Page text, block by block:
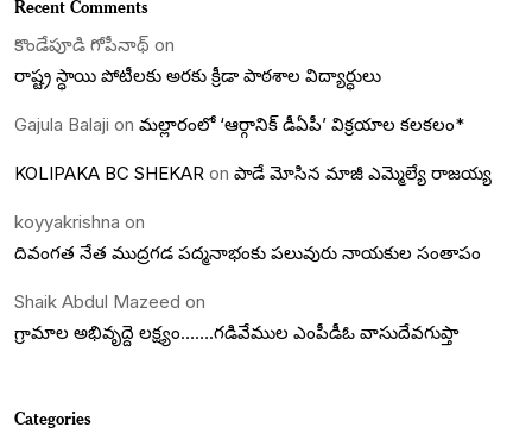
Recent Comments
కొండేపూడి గోపీనాథ్ on
రాష్ట్ర స్ధాయి పోటీలకు అరకు క్రీడా పాఠశాల విద్యార్ధులు
Gajula Balaji on మల్లారంలో ‘ఆర్గానిక్ డీఏపీ’ విక్రయాల కలకలం*
KOLIPAKA BC SHEKAR on పాడే మోసిన మాజీ ఎమ్మెల్యే రాజయ్య
koyyakrishna on
దివంగత నేత ముద్రగడ పద్మనాభంకు పలువురు నాయకుల సంతాపం
Shaik Abdul Mazeed on
గ్రామాల అభివృద్దె లక్ష్యం…….గడివేముల ఎంపీడీఓ వాసుదేవగుప్తా
Categories